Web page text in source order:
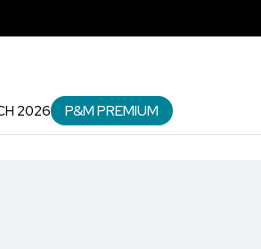
2026 P&M PREMIUM